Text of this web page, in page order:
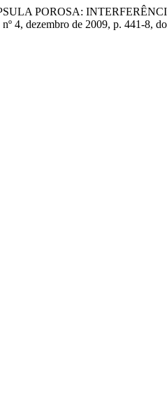
POROSA:
4, dezembro de 2009, p. 441-8,